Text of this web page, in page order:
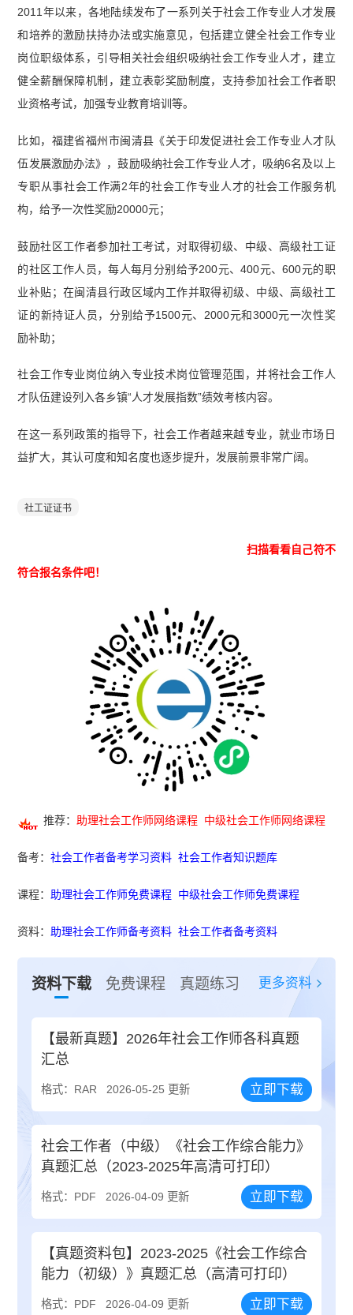
2011年以来，各地陆续发布了一系列关于社会工作专业人才发展
和培养的激励扶持办法或实施意见，包括建立健全社会工作专业
岗位职级体系，引导相关社会组织吸纳社会工作专业人才，建立
健全薪酬保障机制，建立表彰奖励制度，支持参加社会工作者职
业资格考试，加强专业教育培训等。
比如，福建省福州市闽清县《关于印发促进社会工作专业人才队
伍发展激励办法》，鼓励吸纳社会工作专业人才，吸纳6名及以上
专职从事社会工作满2年的社会工作专业人才的社会工作服务机
构，给予一次性奖励20000元；
鼓励社区工作者参加社工考试，对取得初级、中级、高级社工证
的社区工作人员，每人每月分别给予200元、400元、600元的职
业补贴；在闽清县行政区域内工作并取得初级、中级、高级社工
证的新持证人员，分别给予1500元、2000元和3000元一次性奖
励补助；
社会工作专业岗位纳入专业技术岗位管理范围，并将社会工作人
才队伍建设列入各乡镇“人才发展指数”绩效考核内容。
在这一系列政策的指导下，社会工作者越来越专业，就业市场日
益扩大，其认可度和知名度也逐步提升，发展前景非常广阔。
社工证证书
扫描看看自己符不
符合报名条件吧！
推荐：助理社会工作师网络课程 中级社会工作师网络课程
备考：社会工作者备考学习资料 社会工作者知识题库
课程：助理社会工作师免费课程 中级社会工作师免费课程
资料： 助理社会工作师备考资料 社会工作者备考资料
资料下载 免费课程 真题练习 更多资料
【最新真题】2026年社会工作师各科真题
汇总
格式：RAR 2026-05-25 更新 立即下载
社会工作者（中级）《社会工作综合能力》
真题汇总（2023-2025年高清可打印）
格式：PDF 2026-04-09 更新 立即下载
【真题资料包】2023-2025《社会工作综合
能力（初级）》真题汇总（高清可打印）
格式：PDF 2026-04-09 更新 立即下载